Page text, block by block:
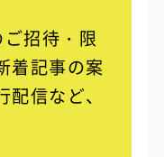
招待・限
着記事の案
信など、